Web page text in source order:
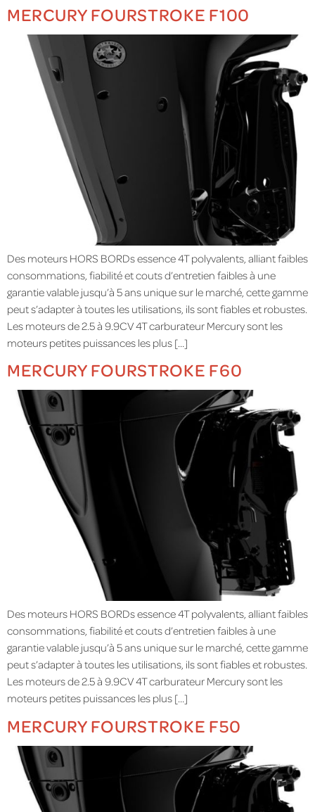
MERCURY FOURSTROKE F100
Des moteurs HORS BORDs essence 4T polyvalents, alliant faibles
consommations, fiabilité et couts d’entretien faibles à une
garantie valable jusqu’à 5 ans unique sur le marché, cette gamme
peut s’adapter à toutes les utilisations, ils sont fiables et robustes.
Les moteurs de 2.5 à 9.9CV 4T carburateur Mercury sont les
moteurs petites puissances les plus […]
MERCURY FOURSTROKE F60
Des moteurs HORS BORDs essence 4T polyvalents, alliant faibles
consommations, fiabilité et couts d’entretien faibles à une
garantie valable jusqu’à 5 ans unique sur le marché, cette gamme
peut s’adapter à toutes les utilisations, ils sont fiables et robustes.
Les moteurs de 2.5 à 9.9CV 4T carburateur Mercury sont les
moteurs petites puissances les plus […]
MERCURY FOURSTROKE F50